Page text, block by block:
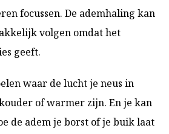
focussen. De ademhaling kan
volgen omdat het
geeft.
waar de lucht je neus in
of warmer zijn. En je kan
de adem je borst of je buik laat